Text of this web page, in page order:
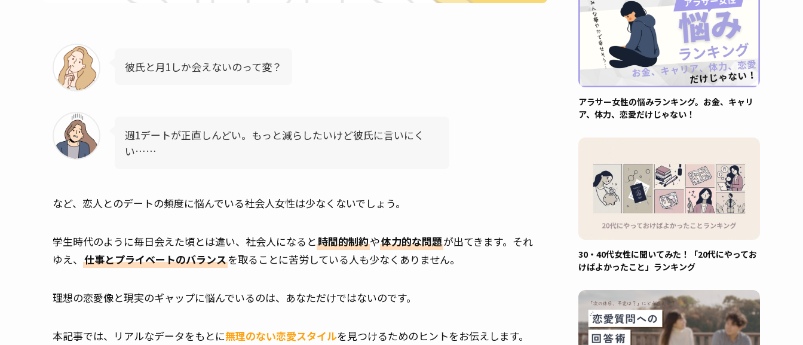
彼氏と月1しか会えないのって変？
週1デートが正直しんどい。もっと減らしたいけど彼氏に言いにく
い……
など、恋人とのデートの頻度に悩んでいる社会人女性は少なくないでしょう。
学生時代のように毎日会えた頃とは違い、社会人になると時間的制約や体力的な問題が出てきます。それ
ゆえ、 仕事とプライベートのバランスを取ることに苦労している人も少なくありません。
理想の恋愛像と現実のギャップに悩んでいるのは、あなただけではないのです。
本記事では、リアルなデータをもとに無理のない恋愛スタイルを見つけるためのヒントをお伝えします。
アラサー女性の悩みランキング。お金、キャリ
ア、体力、恋愛だけじゃない！
30・40代女性に聞いてみた！「20代にやってお
けばよかったこと」ランキング